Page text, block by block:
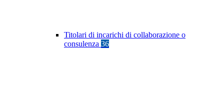
Titolari di incarichi di collaborazione o
consulenza 36